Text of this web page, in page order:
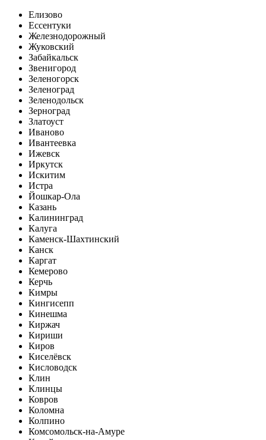
Елизово
Ессентуки
Железнодорожный
Жуковский
Забайкальск
Звенигород
Зеленогорск
Зеленоград
Зеленодольск
Зерноград
Златоуст
Иваново
Ивантеевка
Ижевск
Иркутск
Искитим
Истра
Йошкар-Ола
Казань
Калининград
Калуга
Каменск-Шахтинский
Канск
Каргат
Кемерово
Керчь
Кимры
Кингисепп
Кинешма
Киржач
Кириши
Киров
Киселёвск
Кисловодск
Клин
Клинцы
Ковров
Коломна
Колпино
Комсомольск-на-Амуре